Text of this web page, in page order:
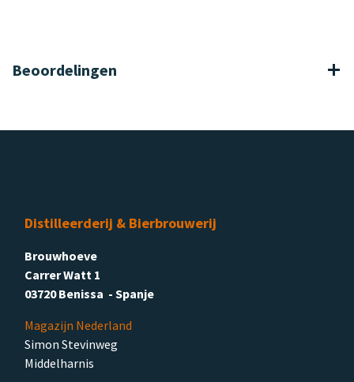
Beoordelingen
Distilleerderij & Bierbrouwerij
Brouwhoeve
Carrer Watt 1
03720 Benissa - Spanje
Magazijn Nederland
Simon Stevinweg
Middelharnis